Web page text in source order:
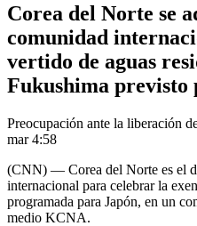
Corea del Norte se
comunidad
vertido de aguas
Fukushima previsto
Preocupación ante la liberación
mar4:58
(CNN) — Corea del Norte es el
internacional para celebrar la
programada para Japón, en un
medio KCNA.